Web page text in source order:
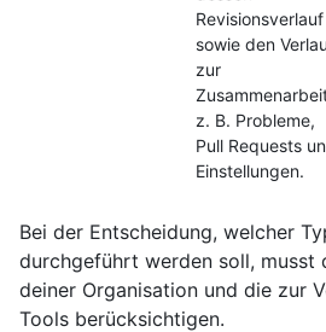
Revisionsverlauf
sowie den
zur
z. B. Probleme,
Pull Requests
Einstellungen.
Bei der Entscheidung, welcher
durchgeführt werden soll, musst
deiner Organisation und die zur
Tools berücksichtigen.